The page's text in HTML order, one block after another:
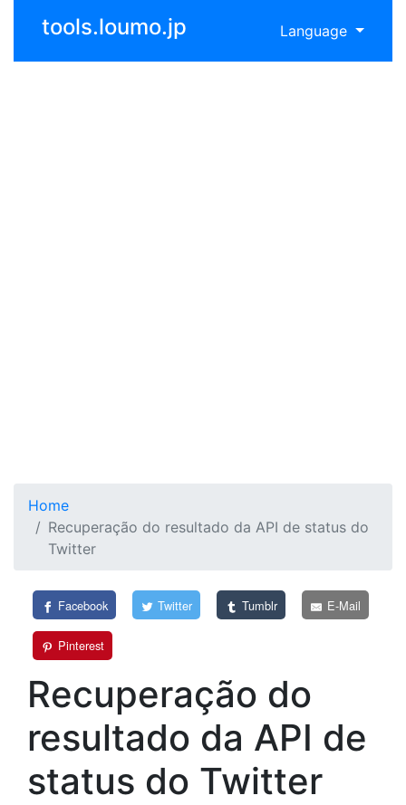
tools.loumo.jp Language
Home
Recuperação do resultado da API de status do
Twitter
Facebook Twitter Tumblr E-Mail
Pinterest
Recuperação do
resultado da API de
status do Twitter